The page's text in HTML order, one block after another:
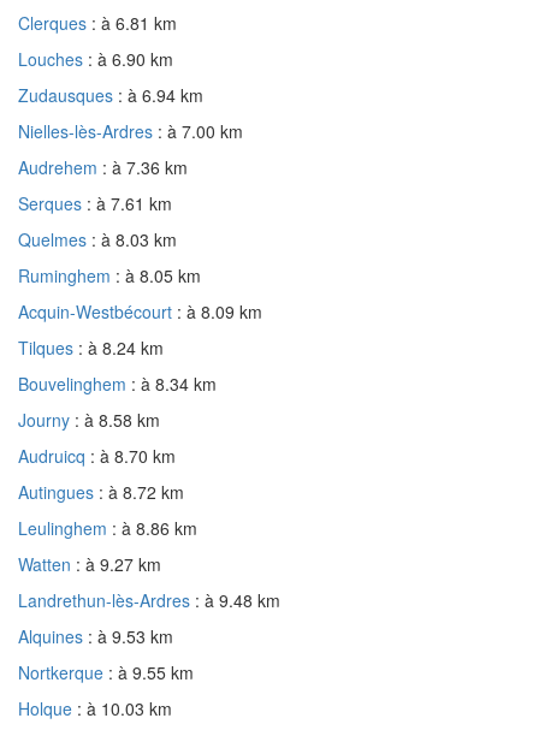
Clerques : à 6.81 km
Louches : à 6.90 km
Zudausques : à 6.94 km
Nielles-lès-Ardres : à 7.00 km
Audrehem : à 7.36 km
Serques : à 7.61 km
Quelmes : à 8.03 km
Ruminghem : à 8.05 km
Acquin-Westbécourt : à 8.09 km
Tilques : à 8.24 km
Bouvelinghem : à 8.34 km
Journy : à 8.58 km
Audruicq : à 8.70 km
Autingues : à 8.72 km
Leulinghem : à 8.86 km
Watten : à 9.27 km
Landrethun-lès-Ardres : à 9.48 km
Alquines : à 9.53 km
Nortkerque : à 9.55 km
Holque : à 10.03 km